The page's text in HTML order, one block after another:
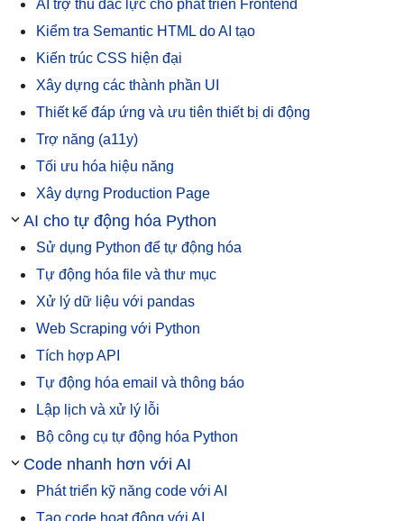
AI trợ thủ đắc lực cho phát triển Frontend
Kiểm tra Semantic HTML do AI tạo
Kiến trúc CSS hiện đại
Xây dựng các thành phần UI
Thiết kế đáp ứng và ưu tiên thiết bị di động
Trợ năng (a11y)
Tối ưu hóa hiệu năng
Xây dựng Production Page
AI cho tự động hóa Python
Sử dụng Python để tự động hóa
Tự động hóa file và thư mục
Xử lý dữ liệu với pandas
Web Scraping với Python
Tích hợp API
Tự động hóa email và thông báo
Lập lịch và xử lý lỗi
Bộ công cụ tự động hóa Python
Code nhanh hơn với AI
Phát triển kỹ năng code với AI
Tạo code hoạt động với AI